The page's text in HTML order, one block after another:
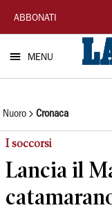
La
Nuova
Sardegna
ABBONATI
MENU
Nuoro Cronaca
I soccorsi
Lancia il